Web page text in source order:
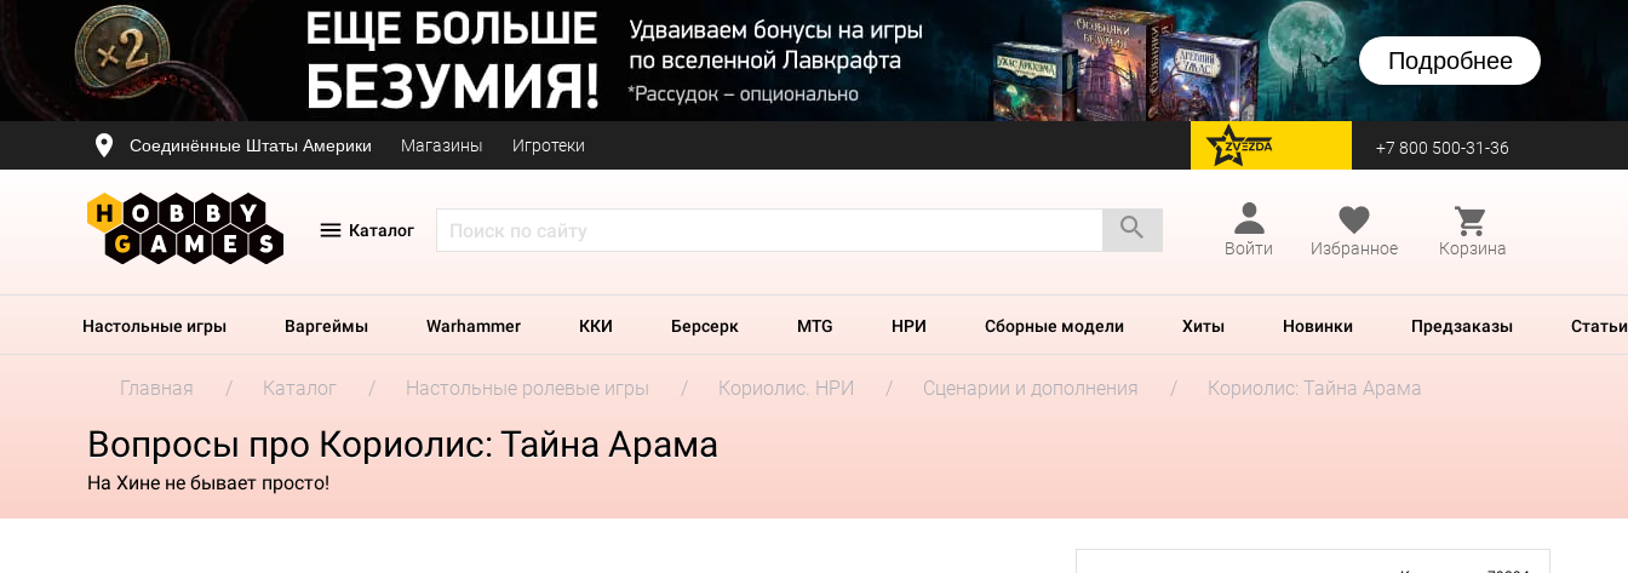
Подробнее
Соединённые Штаты Америки Магазины Игротеки перейти на Zvezda +7 800 500-31-36
Каталог
Войти
Избранное Корзина
Настольные игры Варгеймы Warhammer ККИ Берсерк MTG НРИ Сборные модели Хиты Новинки Предзаказы Статьи
Главная Каталог Настольные ролевые игры Кориолис. НРИ Сценарии и дополнения Кориолис: Тайна Арама
Вопросы про Кориолис: Тайна Арама
На Хине не бывает просто!